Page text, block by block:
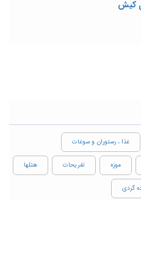
کیش
غذا ، رستوران و سوغات
موزه تفریحات هتلها
گردی